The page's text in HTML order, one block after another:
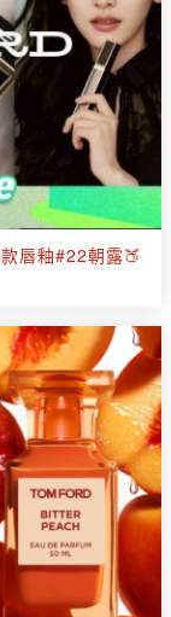
唇釉#22朝露🍑